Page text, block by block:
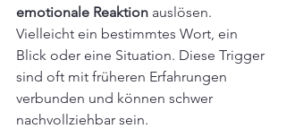
emotionale Reaktion auslösen.
Vielleicht ein bestimmtes Wort, ein
Blick oder eine Situation. Diese Trigger
sind oft mit früheren Erfahrungen
verbunden und können schwer
nachvollziehbar sein.